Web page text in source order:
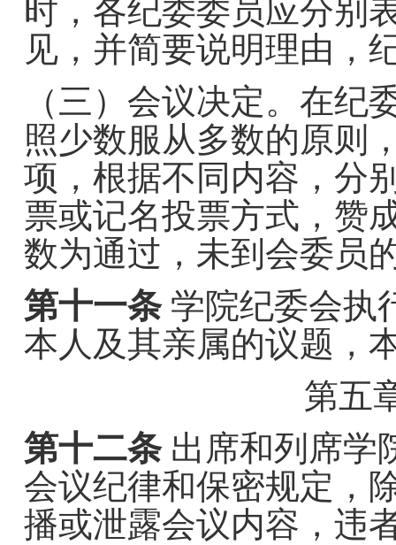
时，各纪委委员应分别
见，并简要说明理由，
（三）会议决定。在纪
照少数服从多数的原则
项，根据不同内容，分
票或记名投票方式，赞
数为通过 ， 未到会委员
第十一条 学院纪委会执
本人及其亲属的议题，
第五
第十二条 出席和列席学
会议纪律和保密规定，
播或泄露会议内容，违